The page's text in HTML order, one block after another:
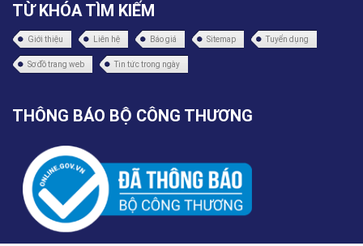
TỪ KHÓA TÌM KIẾM
Giới thiệu Liên hệ Báo giá Sitemap Tuyển dụng
Sơ đồ trang web Tin tức trong ngày
THÔNG BÁO BỘ CÔNG THƯƠNG